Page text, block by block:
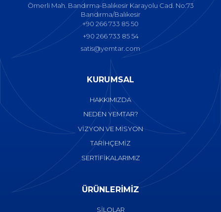
Ömerli Mah. Bandırma-Balıkesir Karayolu Cad. No:73
Bandırma/Balıkesir
+90 266 733 85 50
+90 266 733 85 54
satis@yemtar.com
KURUMSAL
HAKKIMIZDA
NEDEN YEMTAR?
VİZYON VE MİSYON
TARİHÇEMİZ
SERTİFİKALARIMIZ
ÜRÜNLERİMİZ
SİLOLAR